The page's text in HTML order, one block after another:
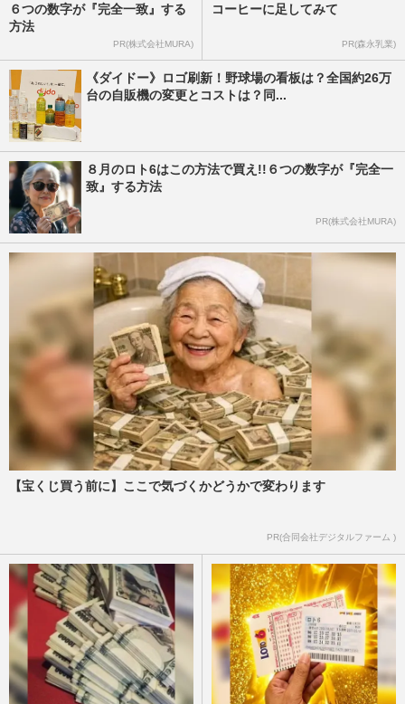
６つの数字が『完全一致』する
方法
PR(株式会社MURA)
コーヒーに足してみて
PR(森永乳業)
《ダイドー》ロゴ刷新！野球場の看板は？全国約26万
台の自販機の変更とコストは？同...
８月のロト6はこの方法で買え!!６つの数字が『完全一
致』する方法
PR(株式会社MURA)
【宝くじ買う前に】ここで気づくかどうかで変わります
PR(合同会社デジタルファーム )